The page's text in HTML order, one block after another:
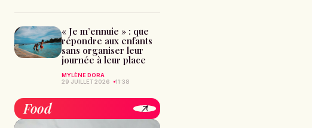
« Je m’ennuie » : que
répondre aux enfants
sans organiser leur
journée à leur place
MYLÈNE DORA
29 JUILLET 2026
11:38
Food